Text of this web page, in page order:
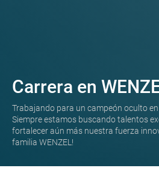
Carrera en
Trabajando para un campeón oculto en
Siempre estamos buscando talentos
fortalecer aún más nuestra fuerza
familia WENZEL!